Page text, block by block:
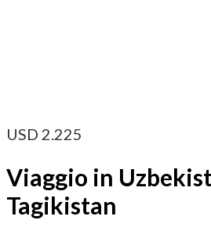
USD 2.225
Viaggio in
Tagikistan